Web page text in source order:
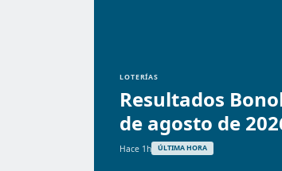
LOTERÍAS
Resultados
de agosto de
Hace 1h ÚLTIMA HORA